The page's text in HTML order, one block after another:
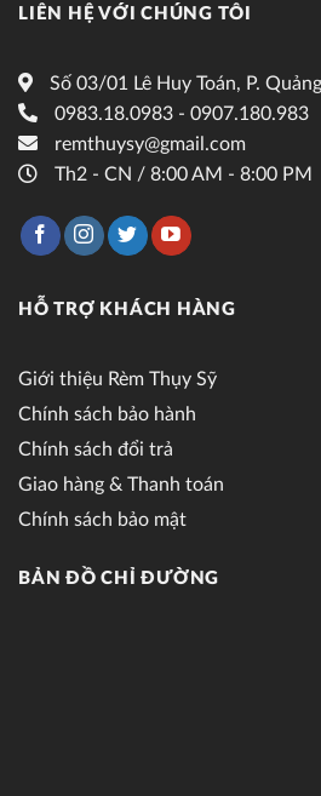
LIÊN HỆ VỚI CHÚNG TÔI
Số 03/01 Lê Huy Toán, P.
0983.18.0983 - 0907.180.983
remthuysy@gmail.com
Th2 - CN / 8:00 AM - 8:00 PM
HỖ TRỢ KHÁCH HÀNG
Giới thiệu Rèm Thụy Sỹ
Chính sách bảo hành
Chính sách đổi trả
Giao hàng & Thanh toán
Chính sách bảo mật
BẢN ĐỒ CHỈ ĐƯỜNG